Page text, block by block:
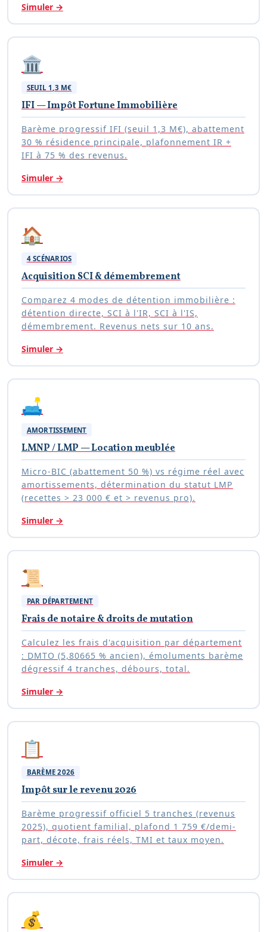
Simuler →
🏛️
SEUIL 1,3 M€
IFI — Impôt Fortune Immobilière
Barème progressif IFI (seuil 1,3 M€), abattement
30 % résidence principale, plafonnement IR +
IFI à 75 % des revenus.
Simuler →
🏠
4 SCÉNARIOS
Acquisition SCI & démembrement
Comparez 4 modes de détention immobilière :
détention directe, SCI à l'IR, SCI à l'IS,
démembrement. Revenus nets sur 10 ans.
Simuler →
🛋️
AMORTISSEMENT
LMNP / LMP — Location meublée
Micro-BIC (abattement 50 %) vs régime réel avec
amortissements, détermination du statut LMP
(recettes > 23 000 € et > revenus pro).
Simuler →
📜
PAR DÉPARTEMENT
Frais de notaire & droits de mutation
Calculez les frais d'acquisition par département
: DMTO (5,80665 % ancien), émoluments barème
dégressif 4 tranches, débours, total.
Simuler →
📋
BARÈME 2026
Impôt sur le revenu 2026
Barème progressif officiel 5 tranches (revenus
2025), quotient familial, plafond 1 759 €/demi-
part, décote, frais réels, TMI et taux moyen.
Simuler →
💰